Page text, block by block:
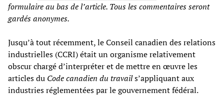
formulaire au bas de l’article. Tous les commentaires seront
gardés anonymes.
Jusqu’à tout récemment, le Conseil canadien des relations
industrielles (CCRI) était un organisme relativement
obscur chargé d’interpréter et de mettre en œuvre les
articles du Code canadien du travails’appliquant aux
industries réglementées par le gouvernement fédéral.